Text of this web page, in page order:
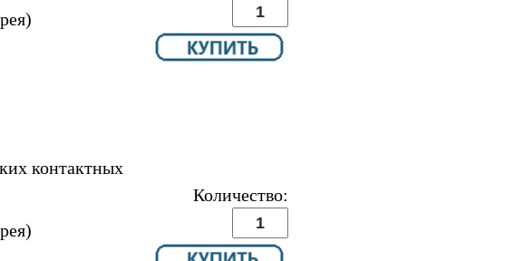
контактных
Количество: